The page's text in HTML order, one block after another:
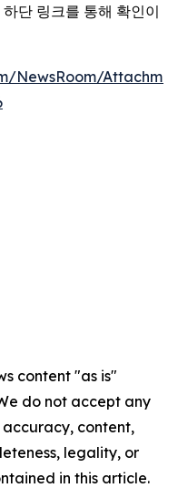
단 링크를 통해 확인이
NewsRoom/
content "as is"
do not accept any
content,
legality, or
in this article.